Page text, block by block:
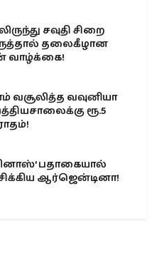
சவுதி சிறை
தலைகீழான
வசூலித்த வவுனியா
ரூ.5
பதாகையால்
ஆர்ஜென்டினா!